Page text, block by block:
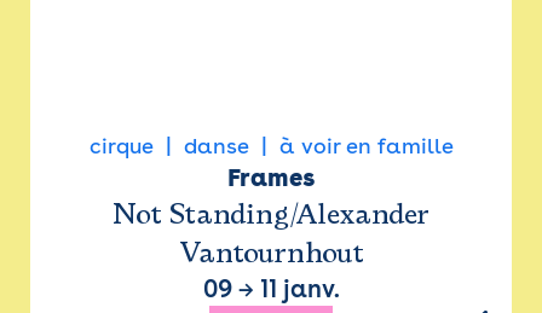
cirque danse à voir en famille
Frames
Not Standing/Alexander
Vantournhout
09→ 11 janv.